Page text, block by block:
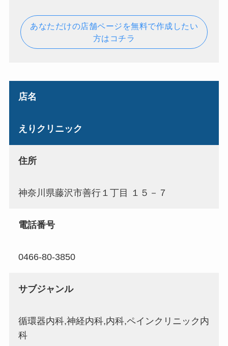
あなただけの店舗ページを無料で作成したい
方はコチラ
店名
えりクリニック
住所
神奈川県藤沢市善行１丁目 １５－７
電話番号
0466-80-3850
サブジャンル
循環器内科,神経内科,内科,ペインクリニック内
科